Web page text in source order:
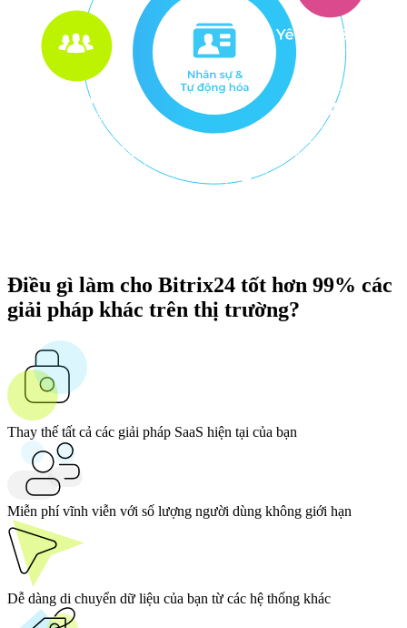
Điều gì làm cho Bitrix24 tốt hơn 99% các
giải pháp khác trên thị trường?
Thay thế tất cả các giải pháp SaaS hiện tại của bạn
Miễn phí vĩnh viễn với số lượng người dùng không giới hạn
Dễ dàng di chuyển dữ liệu của bạn từ các hệ thống khác